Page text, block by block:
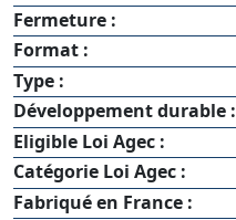
Fermeture :
Format :
Type :
Développement durable :
Eligible Loi Agec :
Catégorie Loi Agec :
Fabriqué en France :